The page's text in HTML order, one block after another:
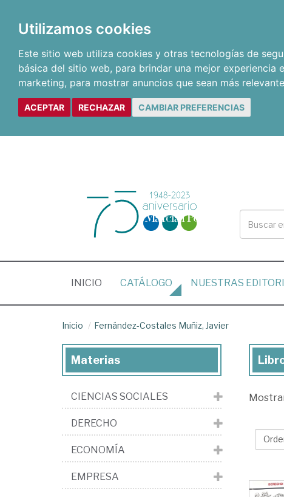
Utilizamos cookies
Este sitio web utiliza cookies y otras tecnologías de
básica del sitio web, para brindar una mejor experiencia
marketing, para mostrar anuncios que sean más
ACEPTAR RECHAZAR CAMBIAR PREFERENCIAS
INICIO (CURRENT)
CATÁLOGO NUESTRAS
Inicio Fernández-Costales Muñiz, Javier
Materias
CIENCIAS SOCIALES
DERECHO
ECONOMÍA
EMPRESA